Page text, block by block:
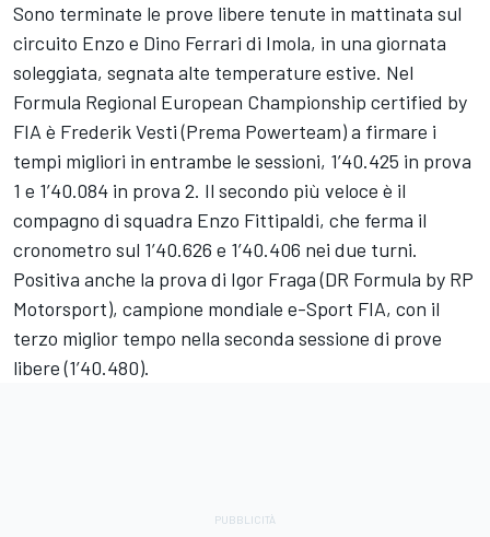
Sono terminate le prove libere tenute in mattinata sul
circuito Enzo e Dino Ferrari di Imola, in una giornata
soleggiata, segnata alte temperature estive. Nel
Formula Regional European Championship certified by
FIA è Frederik Vesti (Prema Powerteam) a firmare i
tempi migliori in entrambe le sessioni, 1’40.425 in prova
1 e 1’40.084 in prova 2. Il secondo più veloce è il
compagno di squadra Enzo Fittipaldi, che ferma il
cronometro sul 1’40.626 e 1’40.406 nei due turni.
Positiva anche la prova di Igor Fraga (DR Formula by RP
Motorsport), campione mondiale e-Sport FIA, con il
terzo miglior tempo nella seconda sessione di prove
libere (1’40.480).